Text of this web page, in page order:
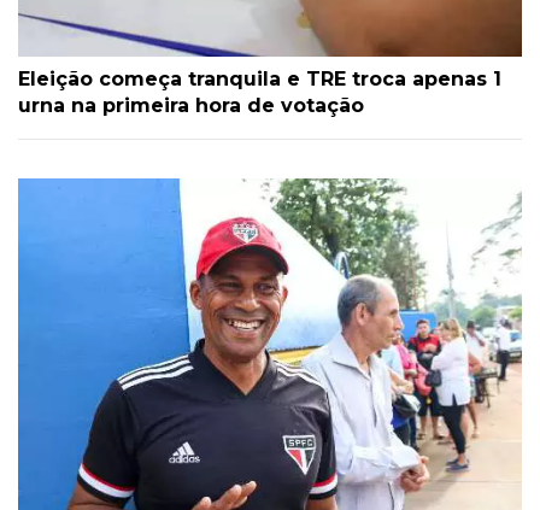
Eleição começa tranquila e TRE troca apenas 1
urna na primeira hora de votação